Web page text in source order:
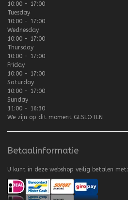
10:00 - 17:00
Tuesday
10:00 - 17:00
Wednesday
10:00 - 17:00
Thursday
10:00 - 17:00
Friday
10:00 - 17:00
Saturday
10:00 - 17:00
Sunday
11:00 - 16:30
We zijn op dit moment GESLOTEN
Betaalinformatie
U kunt in deze webshop veilig betalen met: